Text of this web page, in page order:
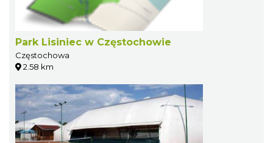
Park Lisiniec w Częstochowie
Częstochowa
2.58 km